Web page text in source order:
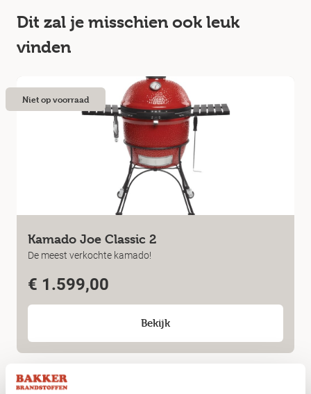
Dit zal je misschien ook leuk
vinden
Kamado Joe Classic 2
De meest verkochte kamado!
€ 1.599,00
Bekijk
Niet op voorraad